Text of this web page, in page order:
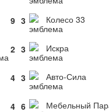
9 3 Колесо 33
2 3 Искра
4 3 Авто-Сила
4 6 Мебельный